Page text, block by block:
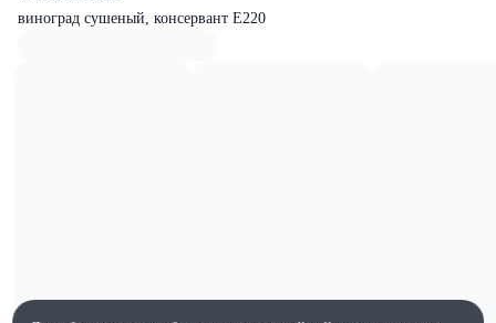
виноград сушеный, консервант Е220